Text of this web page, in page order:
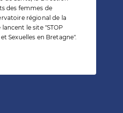
des femmes de
régional de la
le site "STOP
Sexuelles en Bretagne".